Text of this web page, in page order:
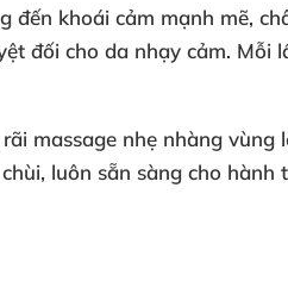
đến khoái cảm mạnh mẽ,
đối cho da nhạy cảm. Mỗi
massage nhẹ nhàng
luôn sẵn sàng cho hành